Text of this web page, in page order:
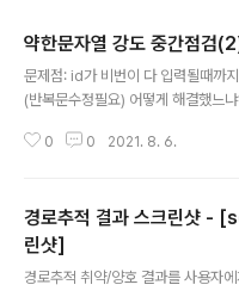
약한문자열 강도 중간점검
문제점: id가 비번이 다 입력될때까
(반복문수정필요) 어떻게 해결했
45922818 [파이썬, python] 이중
복문을 따로 함수로 만들어서 호출
잊지 않았고, continue를 써서 j반
0 0 2021. 8. 6.
경로추적 결과 스크린샷 -
린샷]
경로추적 취약/양호 결과를 사용자